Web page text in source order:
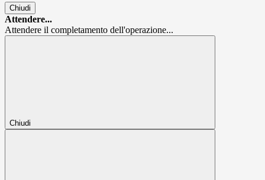
Chiudi
Attendere...
Attendere il completamento dell'operazione...
Chiudi